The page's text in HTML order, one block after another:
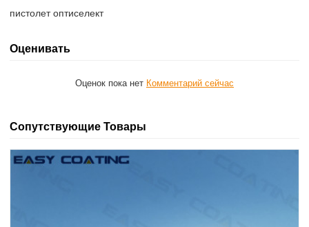
пистолет оптиселект
Оценивать
Оценок пока нет Комментарий сейчас
Сопутствующие Товары